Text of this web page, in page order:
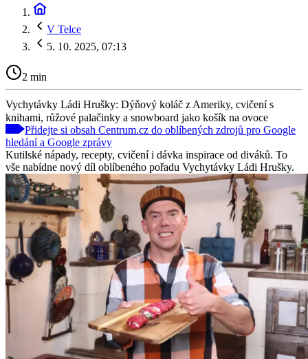
V Telce
5. 10. 2025, 07:13
2 min
Vychytávky Ládi Hrušky: Dýňový koláč z Ameriky, cvičení s
knihami, růžové palačinky a snowboard jako košík na ovoce
Přidejte si obsah Centrum.cz do oblíbených zdrojů pro Google
hledání a Google zprávy
Kutilské nápady, recepty, cvičení i dávka inspirace od diváků. To
vše nabídne nový díl oblíbeného pořadu Vychytávky Ládi Hrušky.